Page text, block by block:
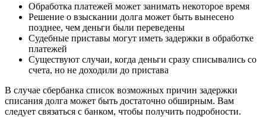
Обработка платежей может занимать некоторое время
Решение о взыскании долга может быть вынесено
позднее, чем деньги были переведены
Судебные приставы могут иметь задержки в обработке
платежей
Существуют случаи, когда деньги сразу списывались со
счета, но не доходили до пристава
В случае сбербанка список возможных причин задержки
списания долга может быть достаточно обширным. Вам
следует связаться с банком, чтобы получить подробности.